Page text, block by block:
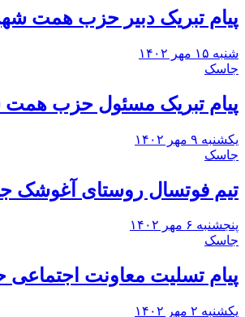
پیام تبریک دبیر حزب همت
شنبه ۱۵ مهر ۱۴۰۲
جاسک
پیام تبریک مسئول حزب
یکشنبه ۹ مهر ۱۴۰۲
جاسک
تیم فوتسال روستای
پنجشنبه ۶ مهر ۱۴۰۲
جاسک
پیام تسلیت معاونت
یکشنبه ۲ مهر ۱۴۰۲